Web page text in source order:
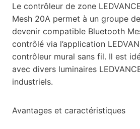
Le contrôleur de zone
Mesh 20A permet à un groupe
devenir compatible Bluetooth
contrôlé via l’application
contrôleur mural sans fil. Il est
avec divers luminaires
industriels.
Avantages et caractéristiques